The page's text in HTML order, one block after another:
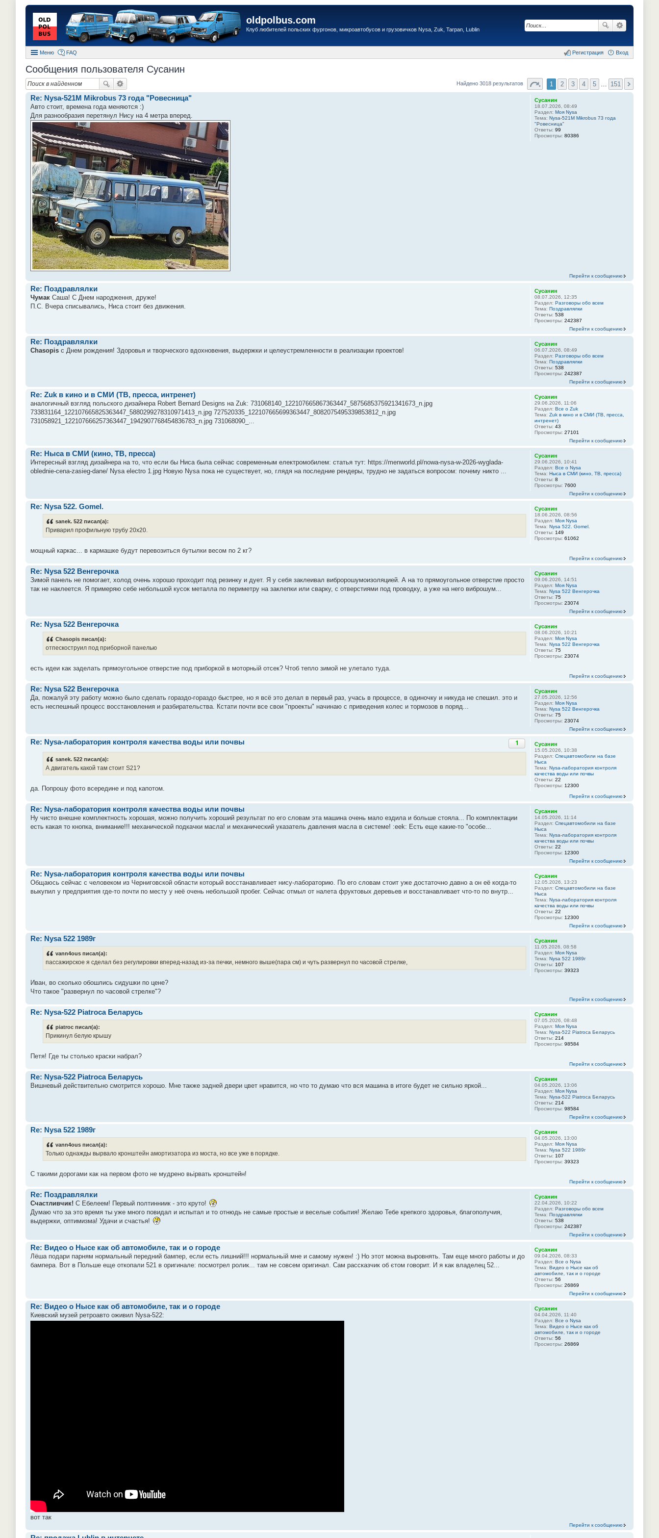
oldpolbus.com
Клуб любителей польских фургонов, микроавтобусов и грузовичков Nysa, Zuk, Tarpan, Lublin
Меню FAQ Вход
Регистрация
Сообщения пользователя Сусанин
Найдено 3018 результатов 1 2 3 4 5 151
Сусанин
18.07.2026, 08:49
Раздел: Моя Nysa
Тема: Nysa-521M Mikrobus 73 года
"Ровесница"
Ответы: 99
Просмотры: 80386
Re: Nysa-521M Mikrobus 73 года "Ровесница"
Авто стоит, времена года меняются :)
Для разнообразия перетянул Нису на 4 метра вперед.
Перейти к сообщению
Сусанин
08.07.2026, 12:35
Раздел: Разговоры обо всем
Тема: Поздравлялки
Ответы: 538
Просмотры: 242387
Re: Поздравлялки
Чумак Саша! С Днем народження, друже!
П.С. Вчера списывались, Ниса стоит без движения.
Перейти к сообщению
Сусанин
06.07.2026, 08:49
Раздел: Разговоры обо всем
Тема: Поздравлялки
Ответы: 538
Просмотры: 242387
Re: Поздравлялки
Chasopis с Днем рождения! Здоровья и творческого вдохновения, выдержки и целеустремленности в реализации проектов!
Перейти к сообщению
Сусанин
29.06.2026, 11:06
Раздел: Все о Zuk
Тема: Zuk в кино и в СМИ (ТВ, пресса,
интренет)
Ответы: 43
Просмотры: 27101
Re: Zuk в кино и в СМИ (ТВ, пресса, интренет)
аналогичный взгляд польского дизайнера Robert Bernard Designs на Zuk: 731068140_122107665867363447_5875685375921341673_n.jpg
733831164_122107665825363447_5880299278310971413_n.jpg 727520335_122107665699363447_8082075495339853812_n.jpg
731058921_122107666257363447_1942907768454836783_n.jpg 731068090_...
Перейти к сообщению
Сусанин
29.06.2026, 10:41
Раздел: Все о Nysa
Тема: Ныса в СМИ (кино, ТВ, пресса)
Ответы: 8
Просмотры: 7600
Re: Ныса в СМИ (кино, ТВ, пресса)
Интересный взгляд дизайнера на то, что если бы Ниса была сейчас современным електромобилем: статья тут: https://menworld.pl/nowa-nysa-w-2026-wyglada-
oblednie-cena-zasieg-dane/ Nysa electro 1.jpg Новую Nysa пока не существует, но, глядя на последние рендеры, трудно не задаться вопросом: почему никто ...
Перейти к сообщению
Сусанин
18.06.2026, 08:56
Раздел: Моя Nysa
Тема: Nysa 522. Gomel.
Ответы: 149
Просмотры: 61062
Re: Nysa 522. Gomel.
sanek. 522 писал(а):
Приварил профильную трубу 20х20.
мощный каркас... в кармашке будут перевозиться бутылки весом по 2 кг?
Перейти к сообщению
Сусанин
09.06.2026, 14:51
Раздел: Моя Nysa
Тема: Nysa 522 Венгерочка
Ответы: 75
Просмотры: 23074
Re: Nysa 522 Венгерочка
Зимой панель не помогает, холод очень хорошо проходит под резинку и дует. Я у себя заклеивал вибророшумоизоляцией. А на то прямоугольное отверстие просто
так не наклеется. Я примеряю себе небольшой кусок металла по периметру на заклепки или сварку, с отверстиями под проводку, а уже на него виброшум...
Перейти к сообщению
Сусанин
08.06.2026, 10:21
Раздел: Моя Nysa
Тема: Nysa 522 Венгерочка
Ответы: 75
Просмотры: 23074
Re: Nysa 522 Венгерочка
Chasopis писал(а):
отпескоструил под приборной панелью
есть идеи как заделать прямоугольное отверстие под приборкой в моторньій отсек? Чтоб тепло зимой не улетало туда.
Перейти к сообщению
Сусанин
27.05.2026, 12:56
Раздел: Моя Nysa
Тема: Nysa 522 Венгерочка
Ответы: 75
Просмотры: 23074
Re: Nysa 522 Венгерочка
Да, пожалуй эту работу можно было сделать гораздо-гораздо быстрее, но я всё это делал в первый раз, учась в процессе, в одиночку и никуда не спешил. это и
есть неспешный процесс восстановления и разбирательства. Кстати почти все свои "проекты" начинаю с приведения колес и тормозов в поряд...
Перейти к сообщению
Сусанин
15.05.2026, 10:38
Раздел: Спецавтомобили на базе
Ныса
Тема: Nysa-лаборатория контроля
качества воды или почвы
Ответы: 22
Просмотры: 12300
1
Re: Nysa-лаборатория контроля качества воды или почвы
sanek. 522 писал(а):
А двигатель какой там стоит S21?
да. Попрошу фото всередине и под капотом.
Перейти к сообщению
Сусанин
14.05.2026, 11:14
Раздел: Спецавтомобили на базе
Ныса
Тема: Nysa-лаборатория контроля
качества воды или почвы
Ответы: 22
Просмотры: 12300
Re: Nysa-лаборатория контроля качества воды или почвы
Ну чисто внешне комплектность хорошая, можно получить хороший результат по его словам эта машина очень мало ездила и больше стояла... По комплектации
есть какая то кнопка, внимание!!! механической подкачки масла! и механический указатель давления масла в системе! :eek: Есть еще какие-то "особе...
Перейти к сообщению
Сусанин
12.05.2026, 13:23
Раздел: Спецавтомобили на базе
Ныса
Тема: Nysa-лаборатория контроля
качества воды или почвы
Ответы: 22
Просмотры: 12300
Re: Nysa-лаборатория контроля качества воды или почвы
Общаюсь сейчас с человеком из Черниговской области который восстанавливает нису-лабораторию. По его словам стоит уже достаточно давно а он её когда-то
выкупил у предприятия где-то почти по месту у неё очень небольшой пробег. Сейчас отмыл от налета фруктовых деревьев и восстанавливает что-то по внутр...
Перейти к сообщению
Сусанин
11.05.2026, 08:58
Раздел: Моя Nysa
Тема: Nysa 522 1989г
Ответы: 107
Просмотры: 39323
Re: Nysa 522 1989г
vann4ous писал(а):
пассажирское я сделал без регулировки вперед-назад из-за печки, немного выше(пара см) и чуть развернул по часовой стрелке,
Иван, во сколько обошлись сидушки по цене?
Что такое "развернул по часовой стрелке"?
Перейти к сообщению
Сусанин
07.05.2026, 08:48
Раздел: Моя Nysa
Тема: Nysa-522 Piatroca Беларусь
Ответы: 214
Просмотры: 98584
Re: Nysa-522 Piatroca Беларусь
piatroc писал(а):
Прикинул белую крышу
Петя! Где ты столько краски набрал?
Перейти к сообщению
Сусанин
04.05.2026, 13:06
Раздел: Моя Nysa
Тема: Nysa-522 Piatroca Беларусь
Ответы: 214
Просмотры: 98584
Re: Nysa-522 Piatroca Беларусь
Вишневый действительно смотрится хорошо. Мне также задней двери цвет нравится, но что то думаю что вся машина в итоге будет не сильно яркой...
Перейти к сообщению
Сусанин
04.05.2026, 13:00
Раздел: Моя Nysa
Тема: Nysa 522 1989г
Ответы: 107
Просмотры: 39323
Re: Nysa 522 1989г
vann4ous писал(а):
Только однажды вырвало кронштейн амортизатора из моста, но все уже в порядке.
С такими дорогами как на первом фото не мудрено вьірвать кронштейн!
Перейти к сообщению
Сусанин
22.04.2026, 10:22
Раздел: Разговоры обо всем
Тема: Поздравлялки
Ответы: 538
Просмотры: 242387
Re: Поздравлялки
Счастливчик! С Ебелеем! Первый полтинниик - это круто!
Думаю что за это время ты уже много повидал и испытал и то отнюдь не самые простые и веселые события! Желаю Тебе крепкого здоровья, благополучия,
выдержки, оптимизма! Удачи и счастья!
Перейти к сообщению
Сусанин
09.04.2026, 08:33
Раздел: Все о Nysa
Тема: Видео о Нысе как об
автомобиле, так и о городе
Ответы: 56
Просмотры: 26869
Re: Видео о Нысе как об автомобиле, так и о городе
Лёша подари парням нормальный передний бампер, если есть лишний!!! нормальньій мне и самому нужен! :) Но этот можна выровнять. Там еще много работы и до
бампера. Вот в Польше еще откопали 521 в оригинале: посмотрел ролик... там не совсем оригинал. Сам рассказчик об єтом говорит. И я как владелец 52...
Перейти к сообщению
Сусанин
04.04.2026, 11:40
Раздел: Все о Nysa
Тема: Видео о Нысе как об
автомобиле, так и о городе
Ответы: 56
Просмотры: 26869
Re: Видео о Нысе как об автомобиле, так и о городе
Киевский музей ретроавто оживил Nysa-522:
вот так
Перейти к сообщению